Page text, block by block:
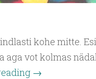
kohe mitte.
aga vot kolmas
→